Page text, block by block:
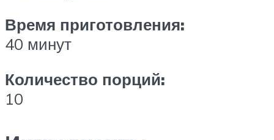
Время приготовления:
40 минут
Количество порций:
10